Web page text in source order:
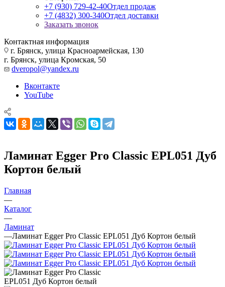
+7 (930) 729-42-40Отдел продаж
+7 (4832) 300-340Отдел доставки
Заказать звонок
Контактная информация
г. Брянск, улица Красноармейская, 130
г. Брянск, улица Кромская, 50
dveropol@yandex.ru
Вконтакте
YouTube
Ламинат Egger Pro Classic EPL051 Дуб
Кортон белый
Главная
—
Каталог
—
Ламинат
—Ламинат Egger Pro Classic EPL051 Дуб Кортон белый